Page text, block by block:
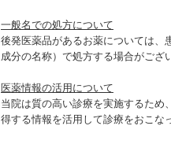
一般名での処方について
後発医薬品があるお薬については、
成分の名称）で処方する場合がござ
医薬情報の活用について
当院は質の高い診療を実施するため
得する情報を活用して診療をおこな